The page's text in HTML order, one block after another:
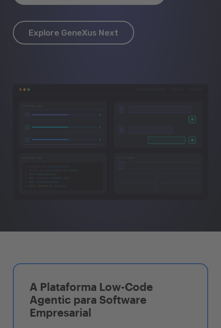
Explore GeneXus Next
A Plataforma Low-Code
Agentic para Software
Empresarial